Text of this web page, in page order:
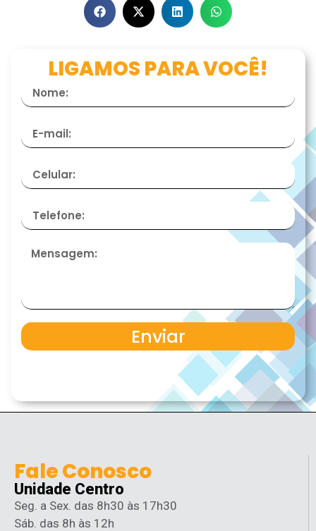
LIGAMOS PARA VOCÊ!
Enviar
Fale Conosco
Unidade Centro
Seg. a Sex. das 8h30 às 17h30
Sáb. das 8h às 12h